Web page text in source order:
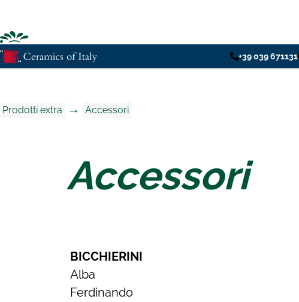
+39 039 671131
Prodotti extra → Accessori
Accessori
BICCHIERINI
Alba
Ferdinando